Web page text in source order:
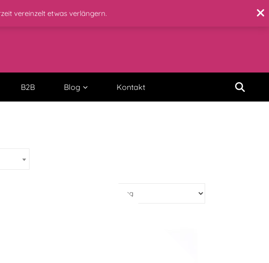
vereinzelt etwas verlängern.
B2B Blog Kontakt